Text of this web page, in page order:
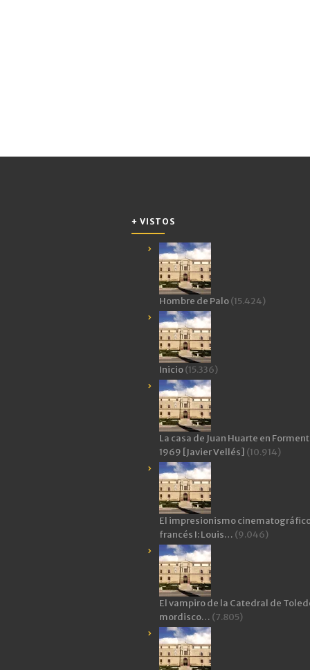
+ VISTOS
Hombre de Palo(15.424)
Inicio(15.336)
La casa de Juan Huarte en
1969 [Javier Vellés] (10.914)
El impresionismo
francés I: Louis… (9.046)
El vampiro de la Catedral de
mordisco… (7.805)